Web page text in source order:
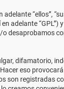
“ellos”,
en adelante “GPL”)
desaprobamos
difamatorio,
eso
son registradas